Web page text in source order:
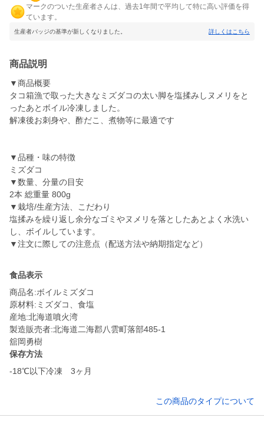
マークのついた生産者さんは、過去1年間で平均して特に高い評価を得
ています。
生産者バッジの基準が新しくなりました。 詳しくはこちら
商品説明
▼商品概要
タコ箱漁で取った大きなミズダコの太い脚を塩揉みしヌメリをと
ったあとボイル冷凍しました。
解凍後お刺身や、酢だこ、煮物等に最適です
▼品種・味の特徴
ミズダコ
▼数量、分量の目安
2本 総重量 800g
▼栽培/生産方法、こだわり
塩揉みを繰り返し余分なゴミやヌメリを落としたあとよく水洗い
し、ボイルしています。
▼注文に際しての注意点（配送方法や納期指定など）
食品表示
商品名:ボイルミズダコ
原材料:ミズダコ、食塩
産地:北海道噴火湾
製造販売者:北海道二海郡八雲町落部485-1
舘岡勇樹
保存方法
-18℃以下冷凍 3ヶ月
この商品のタイプについて